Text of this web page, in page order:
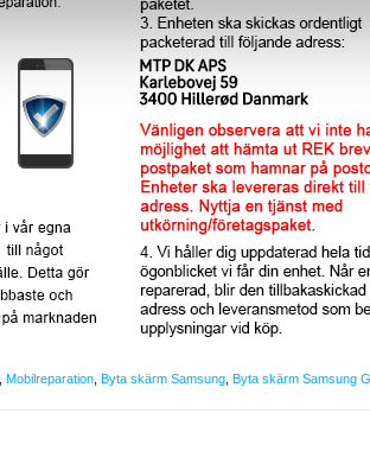
Mobilreparation Byta skärm Samsung Byta skärm Samsung